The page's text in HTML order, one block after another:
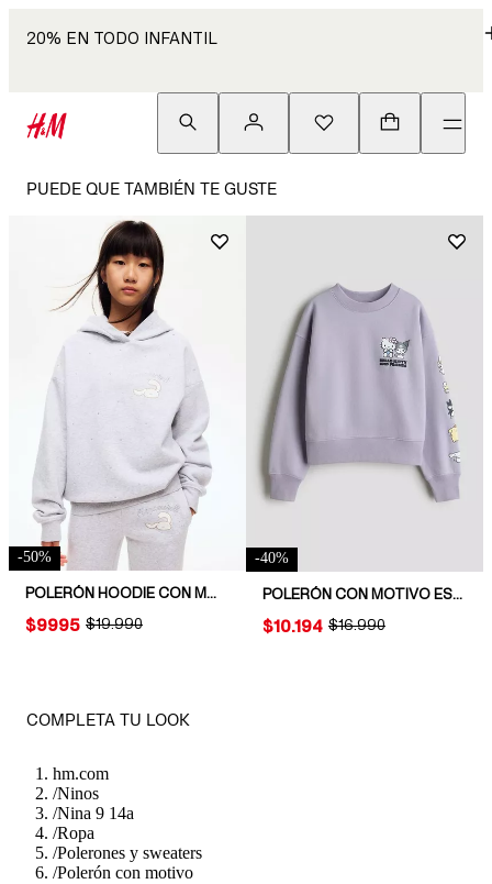
20% EN TODO INFANTIL
PUEDE QUE TAMBIÉN TE GUSTE
-50%
POLERÓN HOODIE CON MOTIVO
ORIGINAL PRICE:
$19.990
PRICE:
$9995
-40%
POLERÓN CON MOTIVO ESTAMPADO
ORIGINAL PRICE:
$16.990
PRICE:
$10.194
COMPLETA TU LOOK
hm.com
/Ninos
/Nina 9 14a
/Ropa
/Polerones y sweaters
/Polerón con motivo